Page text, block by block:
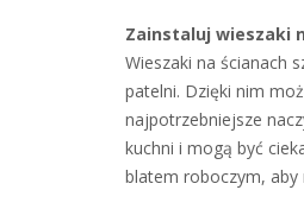
Zainstaluj wieszaki
Wieszaki na ścianach
patelni. Dzięki nim
najpotrzebniejsze
kuchni i mogą być
blatem roboczym, aby